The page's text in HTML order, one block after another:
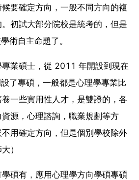
要確定方向，一般不同方向的複
初試大部分院校是統考的，但是
術自主命題了。
業碩士，從 2011 年開設到現在
了專碩，一般都是心理學專業比
一些實用性人才，是雙證的，各
源，心理諮詢，職業規劃等方
用確定方向，但是個別學校除外
）
碩有，應用心理學方向學碩專碩